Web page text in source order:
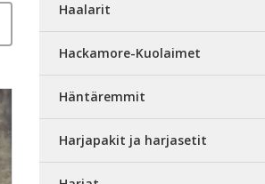
Haalarit
Hackamore-Kuolaimet
Häntäremmit
Harjapakit ja harjasetit